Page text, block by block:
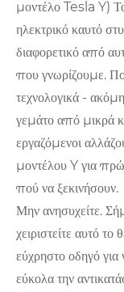
μοντέλο Tesla Y)
ηλεκτρικό καυτό
διαφορετικό από
που γνωρίζουμε.
τεχνολογικά -
γεμάτο από μικρά
εργαζόμενοι
μοντέλου Y για
πού να ξεκινήσουν.
Μην ανησυχείτε.
χειριστείτε αυτό
εύχρηστο οδηγό
εύκολα την